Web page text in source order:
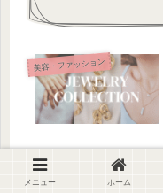
美容・ファッション
メニュー ホーム